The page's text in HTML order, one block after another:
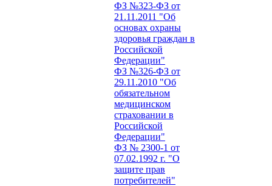
ФЗ №323-ФЗ от
21.11.2011 "Об
основах охраны
здоровья граждан в
Российской
Федерации"
ФЗ №326-ФЗ от
29.11.2010 "Об
обязательном
медицинском
страховании в
Российской
Федерации"
ФЗ № 2300-1 от
07.02.1992 г. "О
защите прав
потребителей"